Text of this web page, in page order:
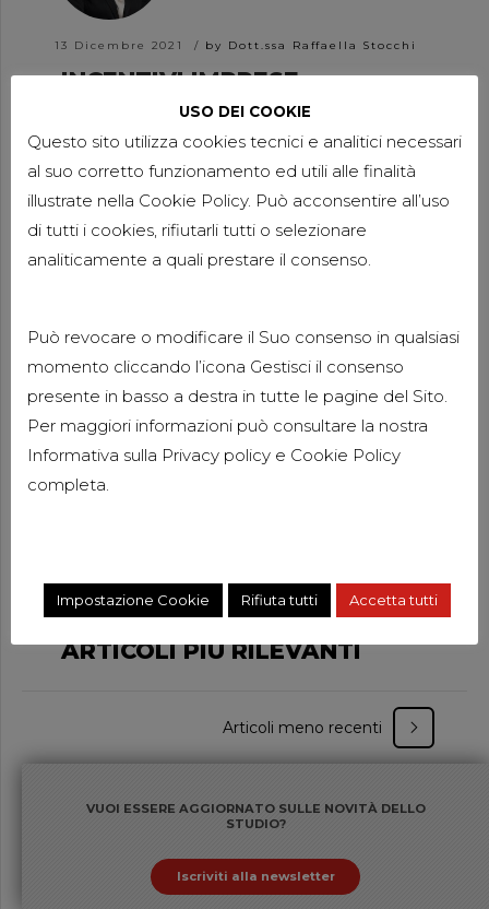
13 Dicembre 2021 by Dott.ssa Raffaella Stocchi
INCENTIVI IMPRESE
FEMMINILI
BONUS PUBBLICITÀ 2021:
REQUISITI, BENEFICIARI,
SCADENZE
30 Giugno 2021 by Dott.ssa Simona Zanet
DECRETO SOSTEGNI BIS, GLI
ARTICOLI PIÙ RILEVANTI
Articoli meno recenti
VUOI ESSERE AGGIORNATO SULLE NOVITÀ DELLO
STUDIO?
Iscriviti alla newsletter
USO DEI COOKIE
Questo sito utilizza cookies tecnici e analitici necessari
al suo corretto funzionamento ed utili alle finalità
illustrate nella Cookie Policy. Può acconsentire all’uso
di tutti i cookies, rifiutarli tutti o selezionare
analiticamente a quali prestare il consenso.
Può revocare o modificare il Suo consenso in qualsiasi
momento cliccando l’icona Gestisci il consenso
presente in basso a destra in tutte le pagine del Sito.
Per maggiori informazioni può consultare la nostra
Informativa sulla Privacy policy e Cookie Policy
completa.
Impostazione Cookie Rifiuta tutti Accetta tutti